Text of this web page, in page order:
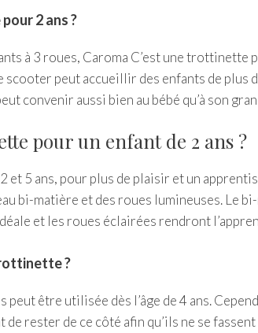
2 ans ?
à 3 roues, Caroma C’est une trottinette
scooter peut accueillir des enfants de plus
convenir aussi bien au bébé qu’à son
pour un enfant de 2 ans ?
et 5 ans, pour plus de plaisir et un
bi-matière et des roues lumineuses. Le
et les roues éclairées rendront
?
être utilisée dès l’âge de 4 ans.
rester de ce côté afin qu’ils ne se